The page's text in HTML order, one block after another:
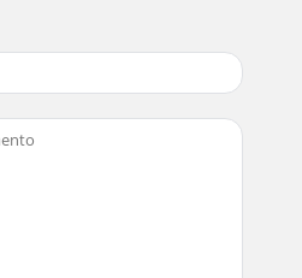
User’s Manual rev.8 6
v.1.13 User’s Manual rev.8 7